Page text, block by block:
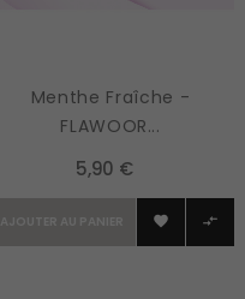
Menthe Fraîche -
FLAWOOR...
5,90 €
AJOUTER AU PANIER  